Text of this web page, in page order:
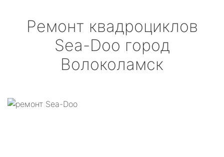
Ремонт квадроциклов
Sea-Doo город
Волоколамск